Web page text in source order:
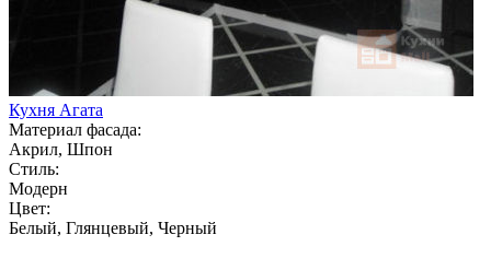
Кухня Агата
Материал фасада:
Акрил, Шпон
Стиль:
Модерн
Цвет:
Белый, Глянцевый, Черный